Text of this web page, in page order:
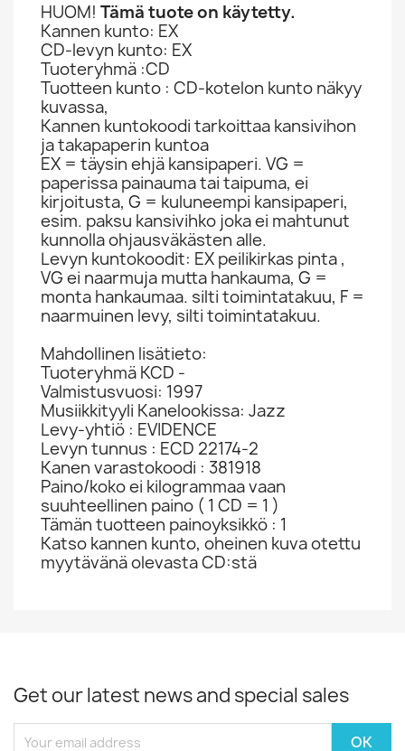
HUOM! Tämä tuote on käytetty.
Kannen kunto: EX
CD-levyn kunto: EX
Tuoteryhmä :CD
Tuotteen kunto : CD-kotelon kunto näkyy
kuvassa,
Kannen kuntokoodi tarkoittaa kansivihon
ja takapaperin kuntoa
EX = täysin ehjä kansipaperi. VG =
paperissa painauma tai taipuma, ei
kirjoitusta, G = kuluneempi kansipaperi,
esim. paksu kansivihko joka ei mahtunut
kunnolla ohjausväkästen alle.
Levyn kuntokoodit: EX peilikirkas pinta ,
VG ei naarmuja mutta hankauma, G =
monta hankaumaa. silti toimintatakuu, F =
naarmuinen levy, silti toimintatakuu.
Mahdollinen lisätieto:
Tuoteryhmä KCD -
Valmistusvuosi: 1997
Musiikkityyli Kanelookissa: Jazz
Levy-yhtiö : EVIDENCE
Levyn tunnus : ECD 22174-2
Kanen varastokoodi : 381918
Paino/koko ei kilogrammaa vaan
suuhteellinen paino ( 1 CD = 1 )
Tämän tuotteen painoyksikkö : 1
Katso kannen kunto, oheinen kuva otettu
myytävänä olevasta CD:stä
Get our latest news and special sales